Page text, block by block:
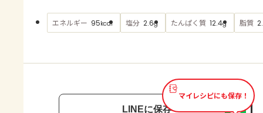
AJINOMOTO PARK とは
エネルギー 95kcal 塩分 2.6g たんぱく質 12.4g 脂質
マイレシピにも保存！
LINEに保存